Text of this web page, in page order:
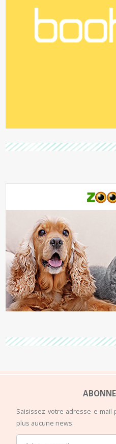
Saisissez votre adresse e-
plus aucune news.